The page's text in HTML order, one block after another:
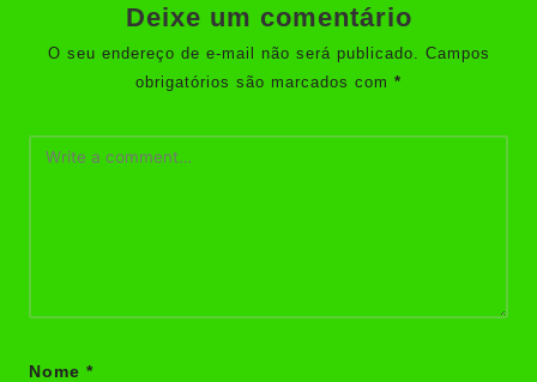
Deixe um comentário
O seu endereço de e-mail não será publicado.
Campos
obrigatórios são marcados com *
Nome *